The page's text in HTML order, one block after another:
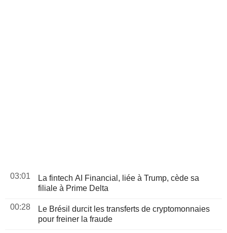
03:01
La fintech AI Financial, liée à Trump, cède sa
filiale à Prime Delta
00:28
Le Brésil durcit les transferts de cryptomonnaies
pour freiner la fraude